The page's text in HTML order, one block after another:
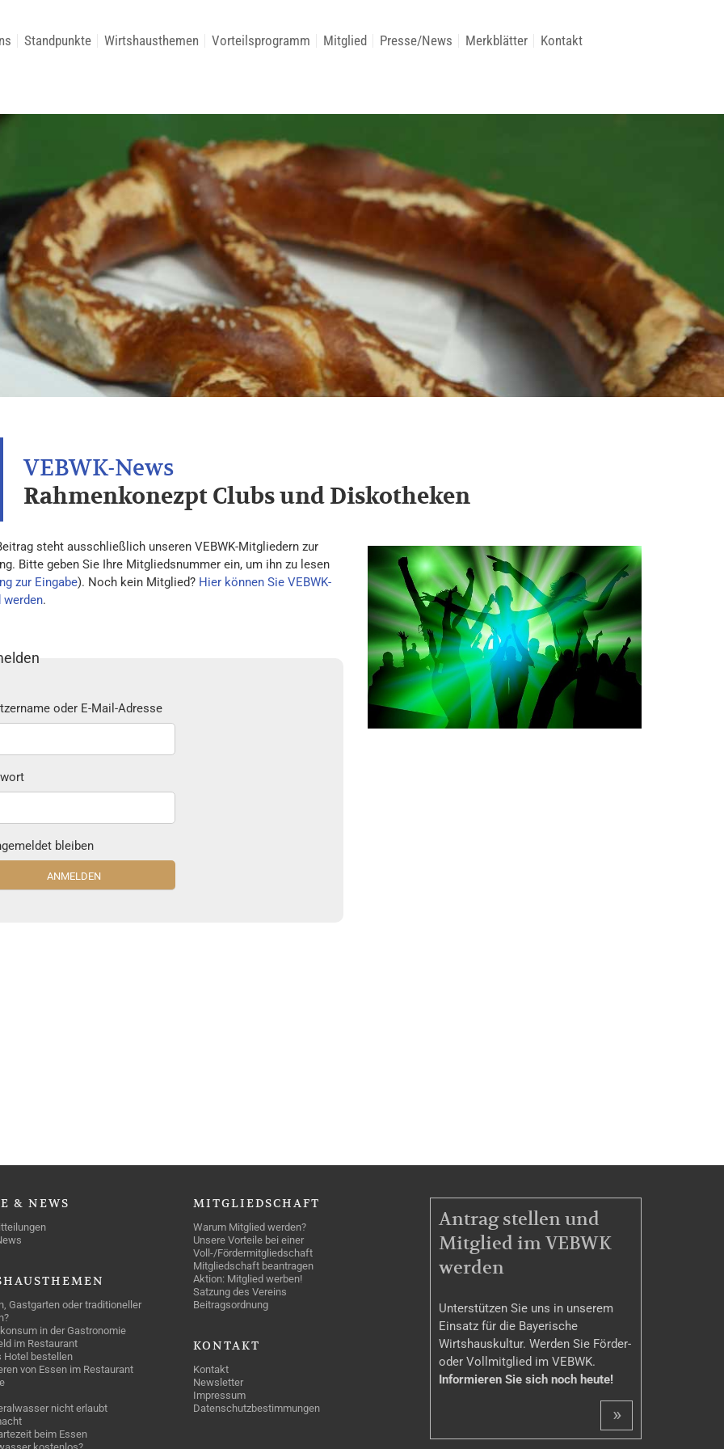
Standpunkte Wirtshausthemen Vorteilsprogramm Mitglied Presse/News Merkblätter Kontakt
Rahmenkonezpt Clubs und Diskotheken
steht ausschließlich unseren VEBWK-Mitgliedern zur
Bitte geben Sie Ihre Mitgliedsnummer ein, um ihn zu lesen
zur Eingabe). Noch kein Mitglied? Hier können Sie VEBWK-
.
oder E-Mail-Adresse
bleiben
& NEWS
Gastgarten oder traditioneller
in der Gastronomie
im Restaurant
Hotel bestellen
von Essen im Restaurant
nicht erlaubt
beim Essen
MITGLIEDSCHAFT
Warum Mitglied werden?
Unsere Vorteile bei einer
Voll-/Fördermitgliedschaft
Mitgliedschaft beantragen
Aktion: Mitglied werben!
Satzung des Vereins
Beitragsordnung
KONTAKT
Kontakt
Newsletter
Impressum
Datenschutzbestimmungen
MITGLIEDSCHAFT
Antrag stellen und
Mitglied im VEBWK
werden
Unterstützen Sie uns in unserem
Einsatz für die Bayerische
Wirtshauskultur. Werden Sie Förder-
oder Vollmitglied im VEBWK.
Informieren Sie sich noch heute!
»